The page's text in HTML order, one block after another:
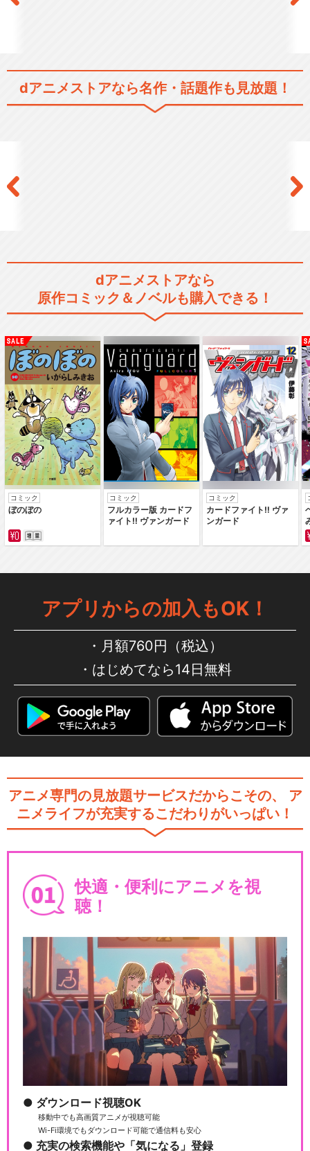
ルパン三世 PART6
ルパン三世 風魔一族の陰謀
ルパン三世TVSP #01 バイバ
イ・リバティ…
ルパン三世TVSP #03 ナポレ
オンの辞書を…
ルパン三世TVSP #04 ロシア
ルパン三世TVSP #05 ルパン
暗殺指令
ルパン三世TVSP #07 ハリマ
オの財宝を追…
ルパン三世TVSP #08 トワイ
dアニメストアなら名作・話題作も見放題！
dアニメストアなら
原作コミック＆ノベルも購入できる！
コミック
ぼのぼの
コミック
フルカラー版 カードフ
ァイト‼ ヴァンガード
コミック
カードファイト‼ ヴァ
ンガード
アプリからの加入もOK！
月額760円（税込）
はじめてなら14日無料
アニメ専門の見放題サービスだからこその、
ア
ニメライフが充実するこだわりがいっぱい！
快適・便利にアニメを視
聴！
ダウンロード視聴OK
移動中でも高画質アニメが視聴可能
Wi-Fi環境でもダウンロード可能で通信料も安心
充実の検索機能や「気になる」登録